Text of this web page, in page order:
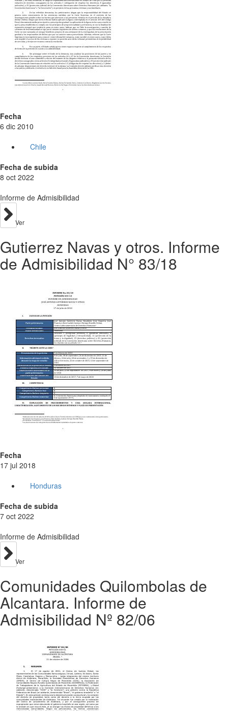
Fecha
6 dic 2010
Chile
Fecha de subida
8 oct 2022
Informe de Admisibilidad
Ver
Gutierrez Navas y otros. Informe
de Admisibilidad N° 83/18
Fecha
17 jul 2018
Honduras
Fecha de subida
7 oct 2022
Informe de Admisibilidad
Ver
Comunidades Quilombolas de
Alcantara. Informe de
Admisibilidad Nº 82/06